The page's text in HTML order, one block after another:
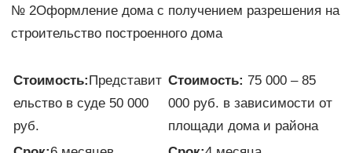
№ 2Оформление дома с получением разрешения на
строительство построенного дома
Стоимость: Представит
ельство в суде 50 000
руб.
Стоимость: 75 000 – 85
000 руб. в зависимости от
площади дома и района